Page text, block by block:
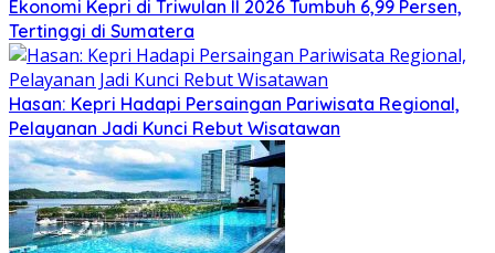
Ekonomi Kepri di Triwulan II 2026 Tumbuh 6,99 Persen,
Tertinggi di Sumatera
Hasan: Kepri Hadapi Persaingan Pariwisata Regional,
Pelayanan Jadi Kunci Rebut Wisatawan